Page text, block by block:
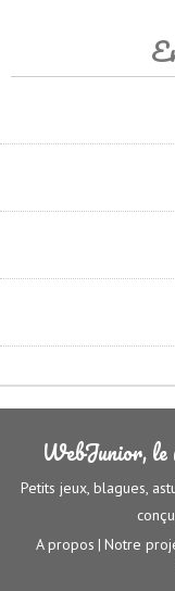
WebJunior, le
Petits jeux, blagues,
A propos | Notre